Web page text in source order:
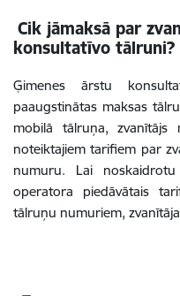
Cik jāmaksā par
konsultatīvo tālruni?
Ģimenes ārstu
paaugstinātas maksas
mobilā tālruņa, zvanītājs
noteiktajiem tarifiem par
numuru. Lai
operatora piedāvātais
tālruņu numuriem,